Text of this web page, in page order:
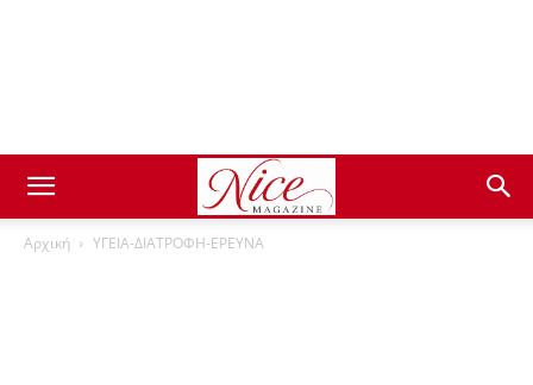
Αρχική ΥΓΕΙΑ-ΔΙΑΤΡΟΦΗ-ΕΡΕΥΝΑ